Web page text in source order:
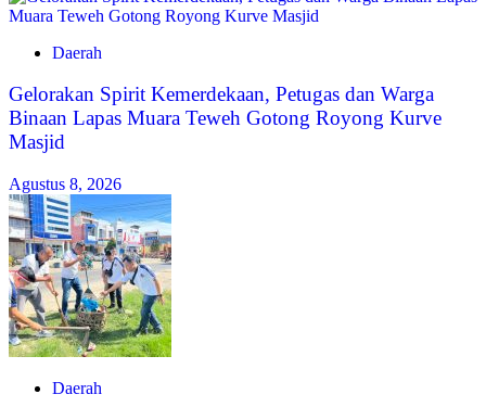
Daerah
Gelorakan Spirit Kemerdekaan, Petugas dan Warga
Binaan Lapas Muara Teweh Gotong Royong Kurve
Masjid
Agustus 8, 2026
Daerah